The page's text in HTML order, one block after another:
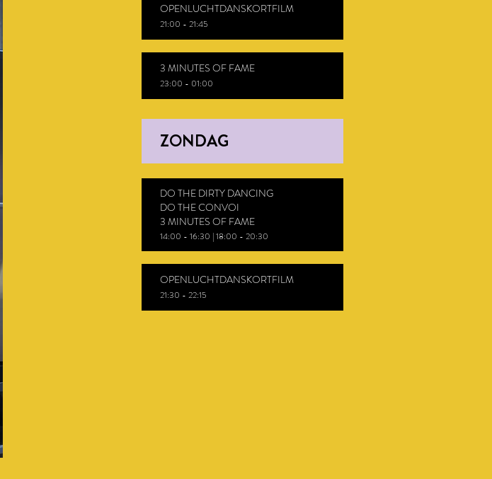
OPENLUCHTDANSKORTFILM
21:00 - 21:45
3 MINUTES OF FAME
23:00 - 01:00
ZONDAG
DO THE DIRTY DANCING
DO THE CONVOI
3 MINUTES OF FAME
14:00 - 16:30 | 18:00 - 20:30
OPENLUCHTDANSKORTFILM
21:30 - 22:15